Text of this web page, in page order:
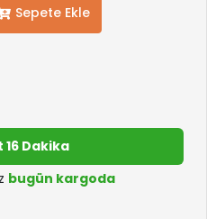
Sepete Ekle
16 Dakika
bugün kargoda